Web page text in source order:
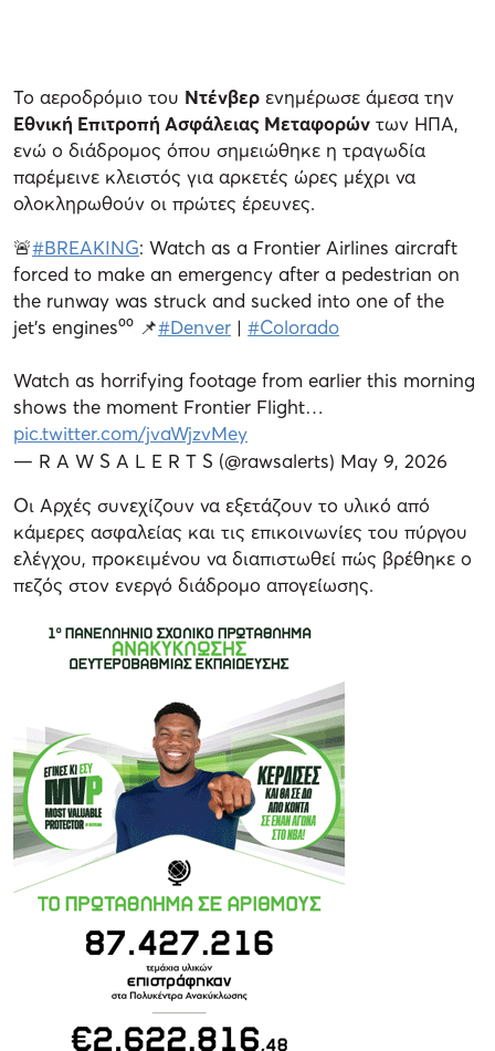
Το αεροδρόμιο του Ντένβερ ενημέρωσε άμεσα την
Εθνική Επιτροπή Ασφάλειας Μεταφορών των ΗΠΑ,
ενώ ο διάδρομος όπου σημειώθηκε η τραγωδία
παρέμεινε κλειστός για αρκετές ώρες μέχρι να
ολοκληρωθούν οι πρώτες έρευνες.
🚨#BREAKING: Watch as a Frontier Airlines aircraft
forced to make an emergency after a pedestrian on
the runway was struck and sucked into one of the
jet’s engines⁰⁰ 📌#Denver | #Colorado
Watch as horrifying footage from earlier this morning
shows the moment Frontier Flight…
pic.twitter.com/jvaWjzvMey
— R A W S A L E R T S (@rawsalerts) May 9, 2026
Οι Αρχές συνεχίζουν να εξετάζουν το υλικό από
κάμερες ασφαλείας και τις επικοινωνίες του πύργου
ελέγχου, προκειμένου να διαπιστωθεί πώς βρέθηκε ο
πεζός στον ενεργό διάδρομο απογείωσης.